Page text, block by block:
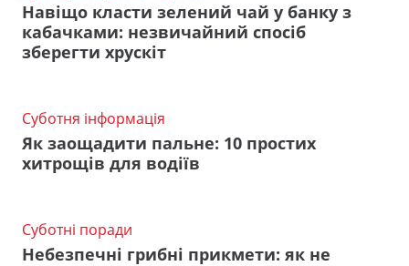
Навіщо класти зелений чай у банку з
кабачками: незвичайний спосіб
зберегти хрускіт
Суботня інформація
Як заощадити пальне: 10 простих
хитрощів для водіїв
Суботні поради
Небезпечні грибні прикмети: як не